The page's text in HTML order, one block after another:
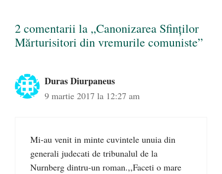
2 comentarii la „Canonizarea Sfinților
Mărturisitori din vremurile comuniste”
Duras Diurpaneus
9 martie 2017 la 12:27 am
Mi-au venit in minte cuvintele unuia din
generali judecati de tribunalul de la
Nurnberg dintru-un roman.,,Faceti o mare